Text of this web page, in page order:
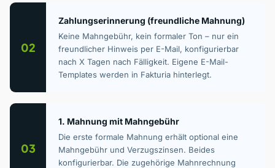
02
Zahlungserinnerung (freundliche Mahnung)
Keine Mahngebühr, kein formaler Ton – nur ein
freundlicher Hinweis per E-Mail, konfigurierbar
nach X Tagen nach Fälligkeit. Eigene E-Mail-
Templates werden in Fakturia hinterlegt.
03
1. Mahnung mit Mahngebühr
Die erste formale Mahnung erhält optional eine
Mahngebühr und Verzugszinsen. Beides
konfigurierbar. Die zugehörige Mahnrechnung